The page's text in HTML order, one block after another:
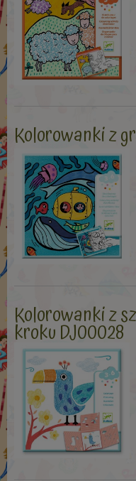
Kolorowanki z
Kolorowanki z
kroku DJ00028